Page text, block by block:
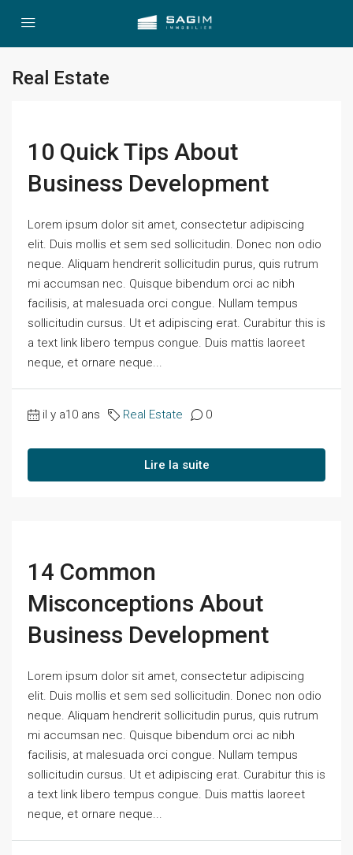
Real Estate
10 Quick Tips About
Business Development
Lorem ipsum dolor sit amet, consectetur adipiscing
elit. Duis mollis et sem sed sollicitudin. Donec non odio
neque. Aliquam hendrerit sollicitudin purus, quis rutrum
mi accumsan nec. Quisque bibendum orci ac nibh
facilisis, at malesuada orci congue. Nullam tempus
sollicitudin cursus. Ut et adipiscing erat. Curabitur this is
a text link libero tempus congue. Duis mattis laoreet
neque, et ornare neque...
il y a10 ans Real Estate 0
Lire la suite
14 Common
Misconceptions About
Business Development
Lorem ipsum dolor sit amet, consectetur adipiscing
elit. Duis mollis et sem sed sollicitudin. Donec non odio
neque. Aliquam hendrerit sollicitudin purus, quis rutrum
mi accumsan nec. Quisque bibendum orci ac nibh
facilisis, at malesuada orci congue. Nullam tempus
sollicitudin cursus. Ut et adipiscing erat. Curabitur this is
a text link libero tempus congue. Duis mattis laoreet
neque, et ornare neque...